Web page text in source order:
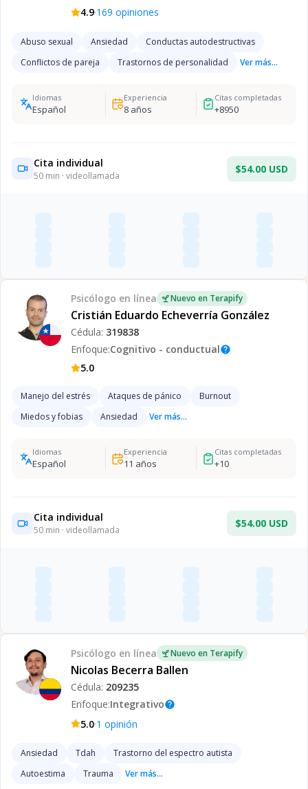
4.9·169 opiniones
Abuso sexual Ansiedad
Conductas autodestructivas
Conflictos de pareja
Trastornos de personalidad Ver más...
Idiomas
Español
Experiencia
8años
Citas completadas
+8950
Cita individual
50 min · videollamada
$54.00 USD
Psicólogo en línea Nuevo en Terapify
Cristián Eduardo Echeverría González
Cédula: 319838
Enfoque:Cognitivo - conductualhelp
5.0
Manejo del estrés Ataques de pánico
Burnout
Miedos y fobias
Ansiedad Ver más...
Idiomas
Español
Experiencia
11 años
Citas completadas
+10
Cita individual
50 min · videollamada
$54.00 USD
Psicólogo en línea Nuevo en Terapify
Nicolas Becerra Ballen
Cédula: 209235
Enfoque:Integrativohelp
5.0·1 opinión
Ansiedad Tdah
Trastorno del espectro autista
Autoestima
Trauma Ver más...